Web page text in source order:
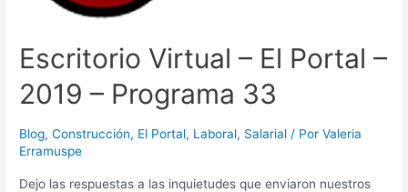
Escritorio Virtual – El Portal –
2019 – Programa 33
Blog,Construcción, El Portal, Laboral, Salarial / PorValeria
Erramuspe
Dejo las respuestas a las inquietudes que enviaron nuestros